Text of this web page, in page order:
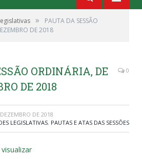
»
PAUTA DA SESSÃO
DE 2018
ORDINÁRIA, DE
DE 2018
0
DE 2018
LEGISLATIVAS, PAUTAS E ATAS DAS SESSÕES